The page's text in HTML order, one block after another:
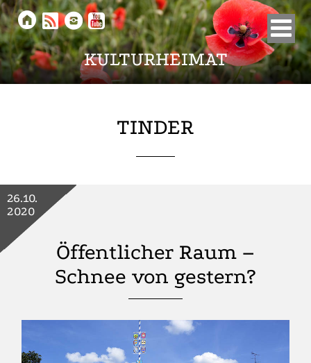
KULTURHEIMAT
    
TINDER
Öffentlicher Raum –
Schnee von gestern?
26.10.
2020